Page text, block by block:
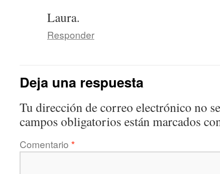
Laura.
Responder
Deja una respuesta
Tu dirección de correo electrónico no
campos obligatorios están marcados
Comentario *